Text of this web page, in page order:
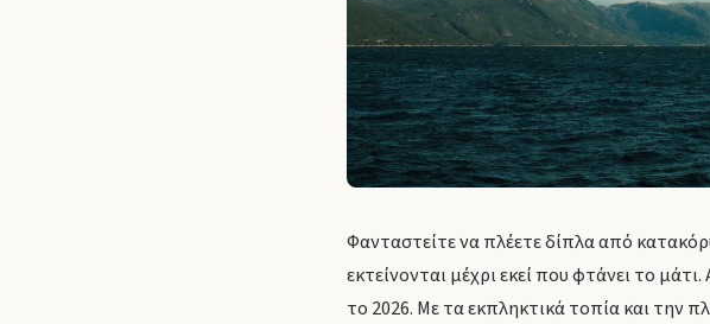
Φανταστείτε να πλέετε δίπλα από
εκτείνονται μέχρι εκεί που φτάνει το
το 2026. Με τα εκπληκτικά τοπία και την